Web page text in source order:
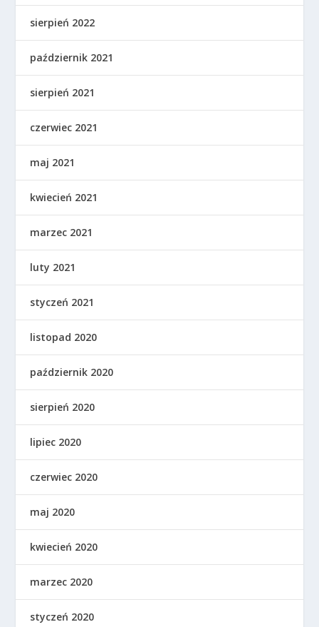
sierpień 2022
październik 2021
sierpień 2021
czerwiec 2021
maj 2021
kwiecień 2021
marzec 2021
luty 2021
styczeń 2021
listopad 2020
październik 2020
sierpień 2020
lipiec 2020
czerwiec 2020
maj 2020
kwiecień 2020
marzec 2020
styczeń 2020